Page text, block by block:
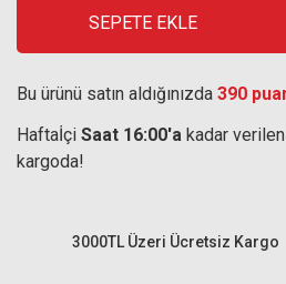
SEPETE EKLE
Bu ürünü satın aldığınızda 390
Haftaİçi Saat 16:00'a kadar
kargoda!
3000TL Üzeri Ücretsiz Kargo